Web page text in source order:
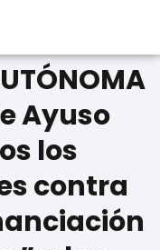
Ayuso
los
contra